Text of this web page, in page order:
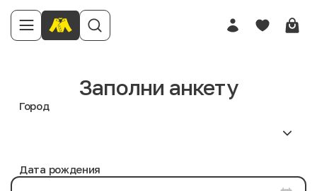
Заполни анкету
Город
Дата рождения